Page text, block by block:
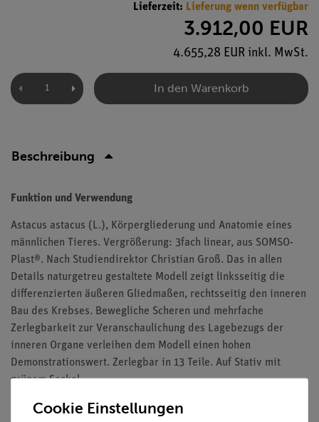
Lieferzeit: Lieferung wenn verfügbar
3.912,00 EUR
4.655,28 EUR inkl. MwSt.
In den Warenkorb
Beschreibung
Funktion und Verwendung
Astacus astacus (L.), Körpergliederung und Anatomie eines
männlichen Tieres. Vergrößerung: 3fach linear, aus SOMSO-
Plast®. Nach Studiendirektor Christian Groß. Das in allen
Details naturgetreu gestaltete Modell zeigt linksseitig die
differenzierten äußeren Gliedmaßen, rechtsseitig den inneren
Bau des Krebses. Bewegliche Scheren und mehrfache
Zerlegbarkeit zur Veranschaulichung des Lagebezugs der
inneren Organe verleihen dem Modell einen hohen
Demonstrationswert. Zerlegbar in 13 Teile. Auf Stativ mit
grünem Sockel.
Cookie Einstellungen